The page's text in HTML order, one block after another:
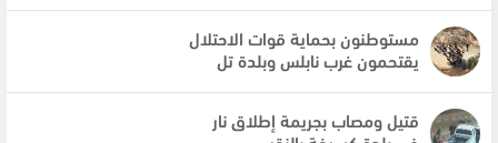
مستوطنون بحماية قوات الاحتلال
يقتحمون غرب نابلس وبلدة تل
قتيل ومصاب بجريمة إطلاق نار